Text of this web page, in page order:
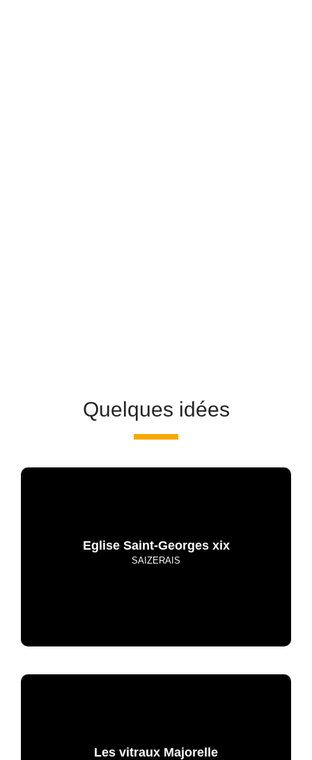
Quelques idées
Eglise Saint-Georges xix
SAIZERAIS
Les vitraux Majorelle